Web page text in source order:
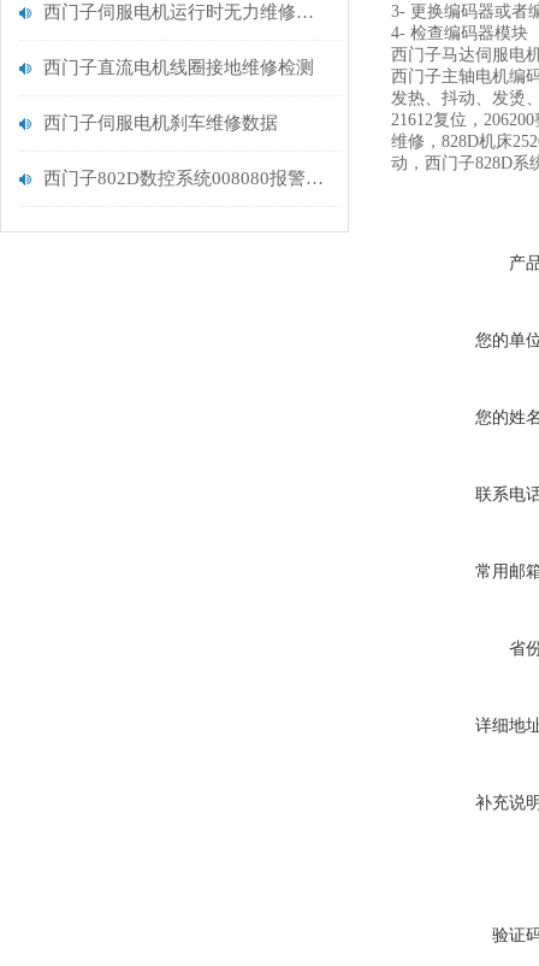
西门子伺服电机运行时无力维修解决
西门子直流电机线圈接地维修检测
西门子伺服电机刹车维修数据
西门子802D数控系统008080报警维修排除
3- 更换编码器或者
4- 检查编码器模块
西门子马达伺服电
西门子主轴电机编
发热、抖动、发烫
21612复位，
维修，828D机床
动，西门子828D系
产
您的单
您的姓
联系电
常用邮
省
详细地
补充说
验证